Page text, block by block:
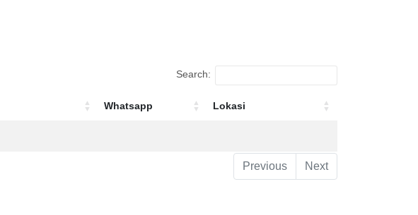
Search:
Whatsapp Lokasi
Previous Next